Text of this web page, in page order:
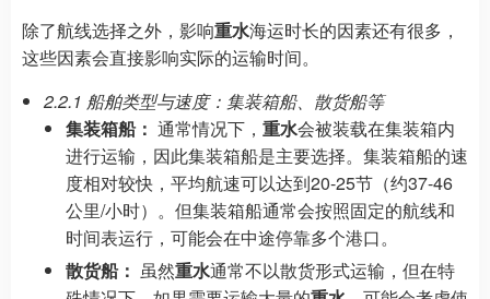
除了航线选择之外，影响重水海运时长的因素还有很多，
这些因素会直接影响实际的运输时间。
2.2.1 船舶类型与速度：集装箱船、散货船等
集装箱船： 通常情况下， 重水会被装载在集装箱内
进行运输，因此集装箱船是主要选择。集装箱船的速
度相对较快，平均航速可以达到20-25节（约37-46
公里/小时）。但集装箱船通常会按照固定的航线和
时间表运行，可能会在中途停靠多个港口。
散货船： 虽然重水通常不以散货形式运输，但在特